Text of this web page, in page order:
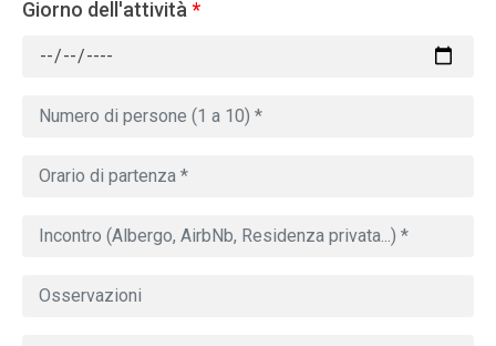
Giorno dell'attività *